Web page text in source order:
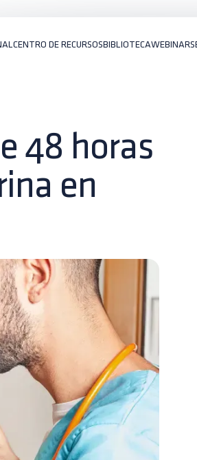
CENTRO DE RECURSOSBIBLIOTECAWEBINARS
48 horas
en